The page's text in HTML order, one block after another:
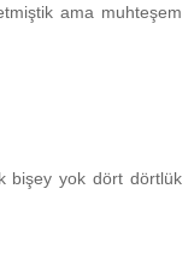
ama muhteşem
bişey yok dört dörtlük